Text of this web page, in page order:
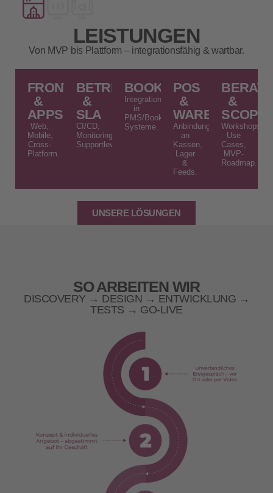
LEISTUNGEN
Von MVP bis Plattform – integrationsfähig & wartbar.
FRONTEND
&
APPS
Web,
Mobile,
Cross-
Platform.
BETRIEB
&
SLA
CI/CD,
Monitoring,
Supportlevel.
BOOKING/
Integrationen
in
PMS/Booking-
Systeme.
POS
&
Anbindung
an
Kassen,
Lager
&
Feeds.
&
Workshops,
Use
Cases,
MVP-
Roadmap.
UNSERE LÖSUNGEN
SO ARBEITEN WIR
DISCOVERY → DESIGN → ENTWICKLUNG →
TESTS → GO‑LIVE